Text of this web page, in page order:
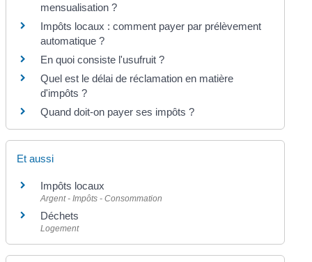
mensualisation ?
Impôts locaux : comment payer par prélèvement
automatique ?
En quoi consiste l'usufruit ?
Quel est le délai de réclamation en matière
d'impôts ?
Quand doit-on payer ses impôts ?
Et aussi
Impôts locaux
Argent - Impôts - Consommation
Déchets
Logement